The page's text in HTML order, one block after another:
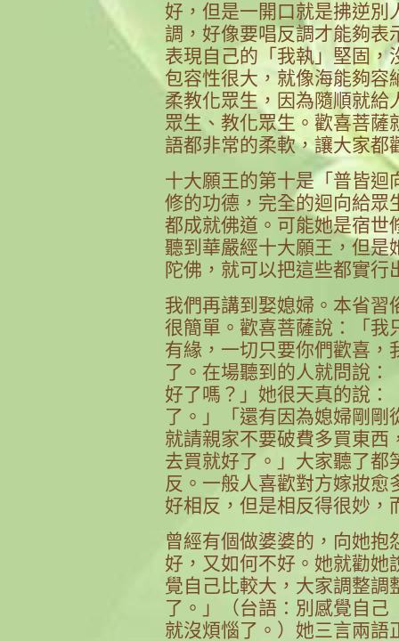
好，但是一開口就是拂逆別
調，好像要唱反調才能夠表
表現自己的「我執」堅固，
包容性很大，就像海能夠容
柔教化眾生，因為隨順就給
眾生、教化眾生。歡喜菩薩
語都非常的柔軟，讓大家都
十大願王的第十是「普皆迴
修的功德，完全的迴向給眾
都成就佛道。可能她是宿世
聽到華嚴經十大願王，但是
陀佛，就可以把這些都實行
我們再講到娶媳婦。本省習
很簡單。歡喜菩薩說：「我
有緣，一切只要你們歡喜，
了。在場聽到的人就問說：
好了嗎？」她很天真的說：
了。」「還有因為媳婦剛剛
就請親家不要破費多買東西
去買就好了。」大家聽了都
反。一般人喜歡對方嫁妝愈
好相反，但是相反得很妙，
曾經有個做婆婆的，向她抱
好，又如何不好。她就勸她
覺自己比較大，大家調整調
了。」（台語：別感覺自己
就沒煩惱了。）她三言兩語